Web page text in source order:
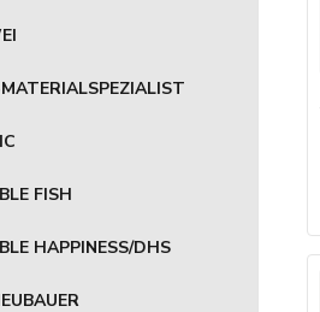
FISH
HAPPINESS/DHS